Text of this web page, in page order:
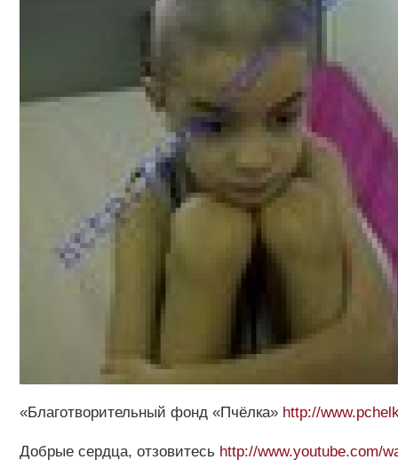
«Благотворительный фонд «Пчёлка» http://
Добрые сердца, отзовитесь http://www.youtube.com/